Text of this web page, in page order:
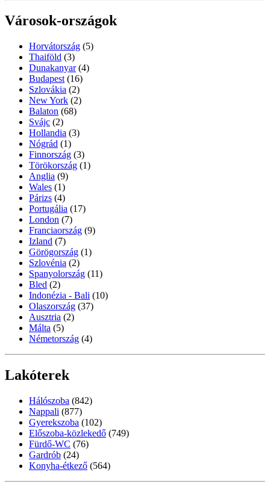
Városok-országok
Horvátország (5)
Thaiföld (3)
Dunakanyar (4)
Budapest (16)
Szlovákia (2)
New York (2)
Balaton (68)
Svájc (2)
Hollandia (3)
Nógrád (1)
Finnország (3)
Törökország (1)
Anglia (9)
Wales (1)
Párizs (4)
Portugália (17)
London (7)
Franciaország (9)
Izland (7)
Görögország (1)
Szlovénia (2)
Spanyolország (11)
Bled (2)
Indonézia - Bali (10)
Olaszország (37)
Ausztria (2)
Málta (5)
Németország (4)
Lakóterek
Hálószoba (842)
Nappali (877)
Gyerekszoba (102)
Előszoba-közlekedő (749)
Fürdő-WC (76)
Gardrób (24)
Konyha-étkező (564)